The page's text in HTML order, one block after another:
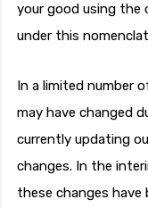
your good using the
under this
In a limited number
may have changed
currently updating
changes. In the
these changes have